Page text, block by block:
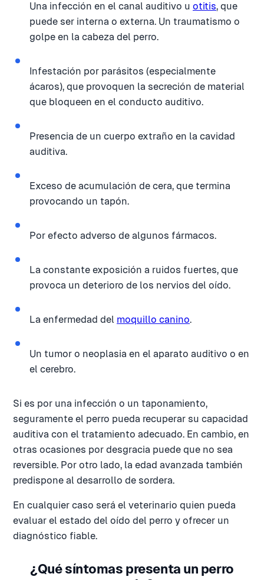
Una infección en el canal auditivo u otitis, que
puede ser interna o externa. Un traumatismo o
golpe en la cabeza del perro.
Infestación por parásitos (especialmente
ácaros), que provoquen la secreción de material
que bloqueen en el conducto auditivo.
Presencia de un cuerpo extraño en la cavidad
auditiva.
Exceso de acumulación de cera, que termina
provocando un tapón.
Por efecto adverso de algunos fármacos.
La constante exposición a ruidos fuertes, que
provoca un deterioro de los nervios del oído.
La enfermedad del moquillo canino.
Un tumor o neoplasia en el aparato auditivo o en
el cerebro.
Si es por una infección o un taponamiento,
seguramente el perro pueda recuperar su capacidad
auditiva con el tratamiento adecuado. En cambio, en
otras ocasiones por desgracia puede que no sea
reversible. Por otro lado, la edad avanzada también
predispone al desarrollo de sordera.
En cualquier caso será el veterinario quien pueda
evaluar el estado del oído del perro y ofrecer un
diagnóstico fiable.
¿Qué síntomas presenta un perro